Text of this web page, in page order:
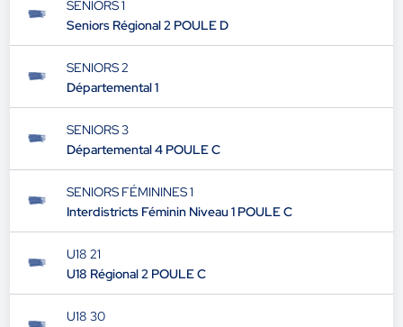
SENIORS 1
Seniors Régional 2 POULE D
SENIORS 2
Départemental 1
SENIORS 3
Départemental 4 POULE C
SENIORS FÉMININES 1
Interdistricts Féminin Niveau 1 POULE C
U18 21
U18 Régional 2 POULE C
U18 30